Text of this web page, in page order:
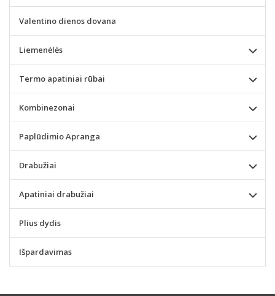
Valentino dienos dovana
Liemenėlės
Termo apatiniai rūbai
Kombinezonai
Paplūdimio Apranga
Drabužiai
Apatiniai drabužiai
Plius dydis
Išpardavimas